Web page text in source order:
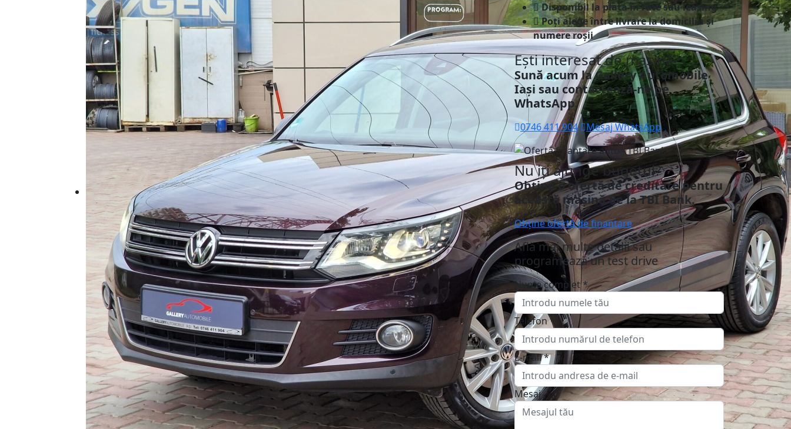
Disponibil la plata în rate sau leasing
Poți alege între livrare la domiciliu și
numere roșii
Ești interesat de mașină?
Sună acum la Gallery Automobile
Iași sau contactează-ne pe
WhatsApp.
0746 411 904 Mesaj WhatsApp
Nu iți ajunge bugetul?
Obține o ofertă de creditare pentru
această mașină de la TBI Bank.
Obține ofertă de finanțare
Află mai multe detalii sau
programează un test drive
Nume complet*
Telefon*
E-mail*
Mesaj